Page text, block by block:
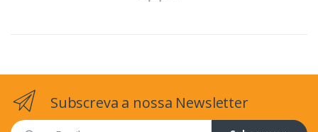
Subscreva a nossa Newsletter
Email address